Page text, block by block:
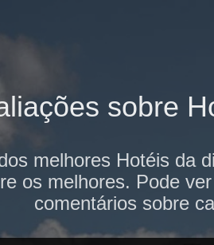
sobre
melhores Hotéis da
os melhores. Pode
comentários sobre